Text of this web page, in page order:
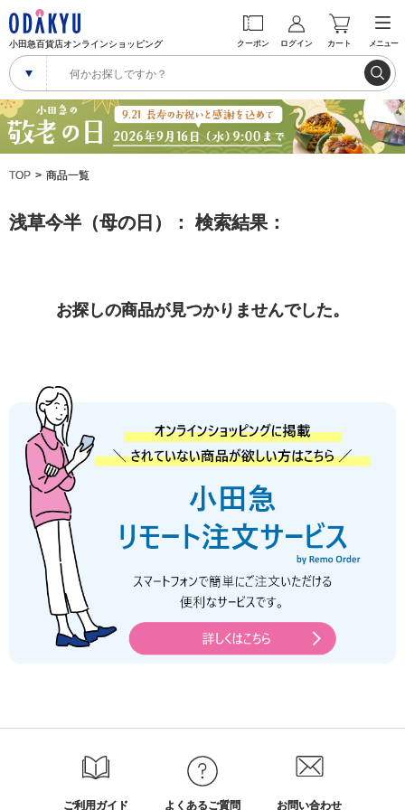
小田急百貨店オンラインショッピング クーポン ログイン カート メニュー
TOP 商品一覧
浅草今半（母の日）： 検索結果：
お探しの商品が見つかりませんでした。
ご利用ガイド よくあるご質問 お問い合わせ